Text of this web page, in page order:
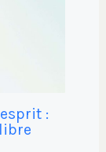
: